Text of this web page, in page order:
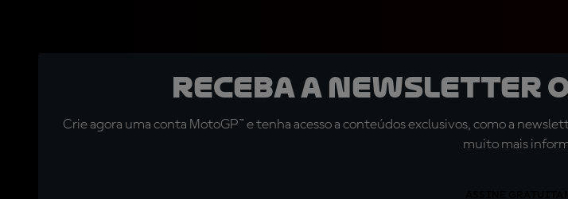
Receba a newsletter
Crie agora uma conta MotoGP™ e tenha acesso a conteúdos exclusivos, como a
muito mais